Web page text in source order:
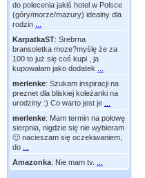
do polecenia jakiś hotel w Polsce
(góry/morze/mazury) idealny dla
rodzin
KarpatkaST: Srebrna
bransoletka moze?myślę że za
100 to już się coś kupi , ja
kupowałam jako dodatek
merlenke: Szukam inspiracji na
preznet dla bliskiej koleżanki na
urodziny :) Co warto jest je
merlenke: Mam termin na połowę
sierpnia, nigdzie się nie wybieram
🙂 nacieszam się oczekiwaniem,
do
Amazonka: Nie mam tv.